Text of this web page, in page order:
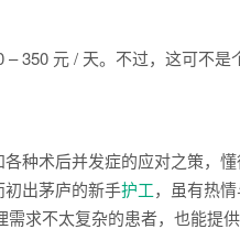
– 350 元 / 天。不过，这可不是
种术后并发症的应对之策，
出茅庐的新手护工，虽有热
求不太复杂的患者，也能提